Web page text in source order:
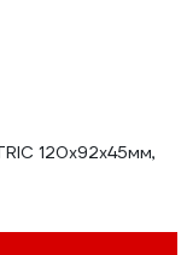
120х92х45мм,